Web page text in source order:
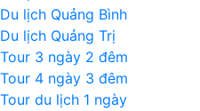
Du lịch Quảng Bình
Du lịch Quảng Trị
Tour 3 ngày 2 đêm
Tour 4 ngày 3 đêm
Tour du lịch 1 ngày